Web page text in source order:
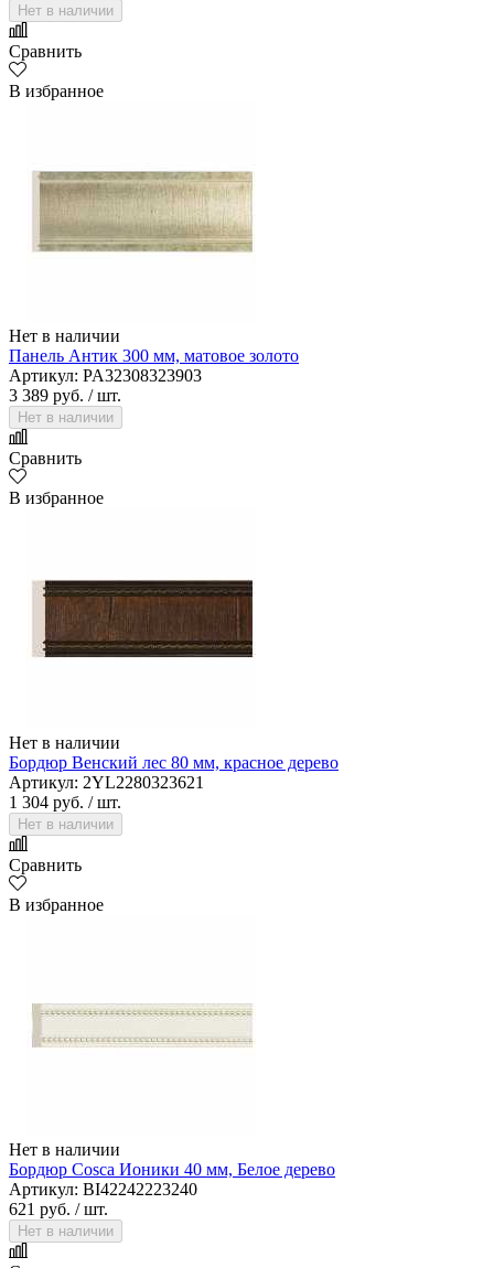
Нет в наличии
Сравнить
В избранное
Нет в наличии
Панель Антик 300 мм, матовое золото
Артикул: PA32308323903
3 389 руб. / шт.
Нет в наличии
Сравнить
В избранное
Нет в наличии
Бордюр Венский лес 80 мм, красное дерево
Артикул: 2YL2280323621
1 304 руб. / шт.
Нет в наличии
Сравнить
В избранное
Нет в наличии
Бордюр Cosca Ионики 40 мм, Белое дерево
Артикул: BI42242223240
621 руб. / шт.
Нет в наличии